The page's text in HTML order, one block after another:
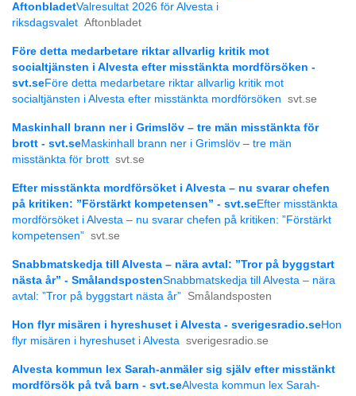
AftonbladetValresultat 2026 för Alvesta i
riksdagsvalet Aftonbladet
Före detta medarbetare riktar allvarlig kritik mot
socialtjänsten i Alvesta efter misstänkta mordförsöken -
svt.seFöre detta medarbetare riktar allvarlig kritik mot
socialtjänsten i Alvesta efter misstänkta mordförsöken svt.se
Maskinhall brann ner i Grimslöv – tre män misstänkta för
brott - svt.seMaskinhall brann ner i Grimslöv – tre män
misstänkta för brott svt.se
Efter misstänkta mordförsöket i Alvesta – nu svarar chefen
på kritiken: ”Förstärkt kompetensen” - svt.seEfter misstänkta
mordförsöket i Alvesta – nu svarar chefen på kritiken: ”Förstärkt
kompetensen” svt.se
Snabbmatskedja till Alvesta – nära avtal: ”Tror på byggstart
nästa år” - SmålandspostenSnabbmatskedja till Alvesta – nära
avtal: ”Tror på byggstart nästa år” Smålandsposten
Hon flyr misären i hyreshuset i Alvesta - sverigesradio.seHon
flyr misären i hyreshuset i Alvesta sverigesradio.se
Alvesta kommun lex Sarah-anmäler sig själv efter misstänkt
mordförsök på två barn - svt.seAlvesta kommun lex Sarah-